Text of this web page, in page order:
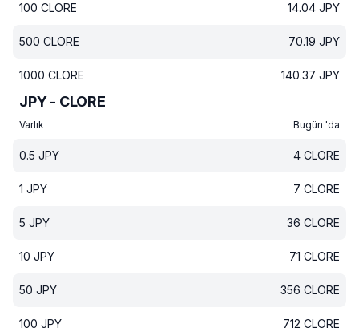
100 CLORE 14.04 JPY
500 CLORE 70.19 JPY
1000 CLORE 140.37 JPY
JPY - CLORE
Varlık Bugün 'da
0.5 JPY 4 CLORE
1 JPY 7 CLORE
5 JPY 36 CLORE
10 JPY 71 CLORE
50 JPY 356 CLORE
100 JPY 712 CLORE